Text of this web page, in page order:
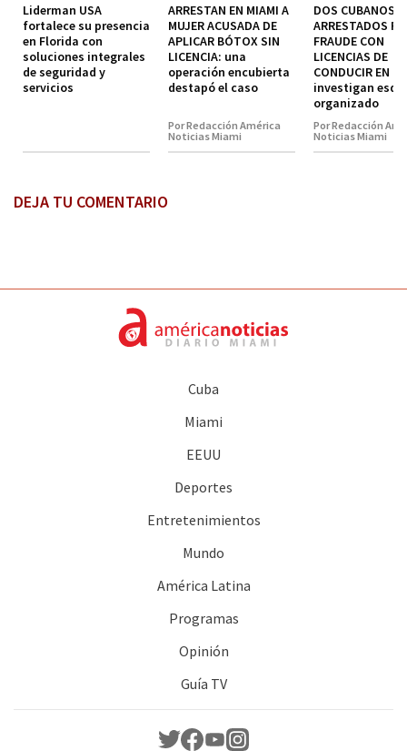
Liderman USA
fortalece su presencia
en Florida con
soluciones integrales
de seguridad y
servicios
ARRESTAN EN MIAMI A
MUJER ACUSADA DE
APLICAR BÓTOX SIN
LICENCIA: una
operación encubierta
destapó el caso
Por Redacción América
Noticias Miami
DOS CUBANOS
ARRESTADOS
FRAUDE CON
LICENCIAS DE
CONDUCIR EN
investigan
organizado
Por Redacción
Noticias Miami
DEJA TU COMENTARIO
Cuba
Miami
EEUU
Deportes
Entretenimientos
Mundo
América Latina
Programas
Opinión
Guía TV